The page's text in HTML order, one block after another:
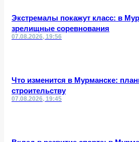
Экстремалы покажут класс: в
зрелищные соревнования
07.08.2026, 19:56
Что изменится в Мурманске:
строительству
07.08.2026, 19:45